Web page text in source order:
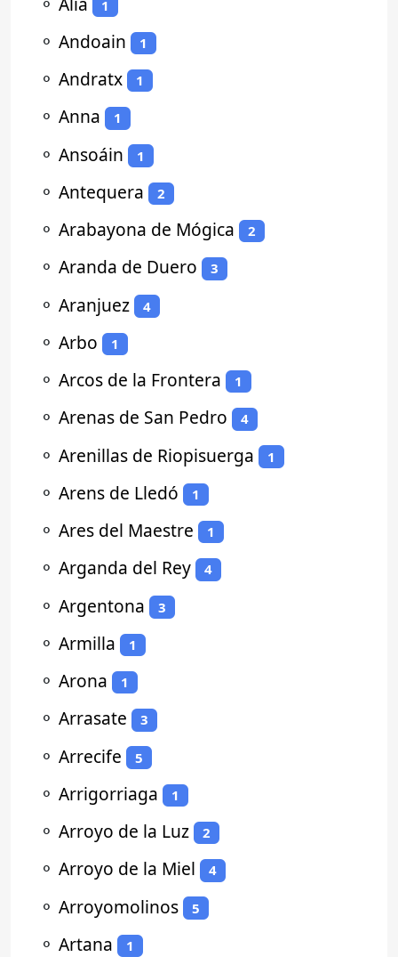
1
⚬ Andoain 1
⚬ Andratx 1
⚬ Anna 1
⚬ Ansoáin 1
⚬ Antequera 2
⚬ Arabayona de Mógica 2
⚬ Aranda de Duero 3
⚬ Aranjuez 4
⚬ Arbo 1
⚬ Arcos de la Frontera 1
⚬ Arenas de San Pedro 4
⚬ Arenillas de Riopisuerga 1
⚬ Arens de Lledó 1
⚬ Ares del Maestre 1
⚬ Arganda del Rey 4
⚬ Argentona 3
⚬ Armilla 1
⚬ Arona 1
⚬ Arrasate 3
⚬ Arrecife 5
⚬ Arrigorriaga 1
⚬ Arroyo de la Luz 2
⚬ Arroyo de la Miel 4
⚬ Arroyomolinos 5
⚬ Artana 1